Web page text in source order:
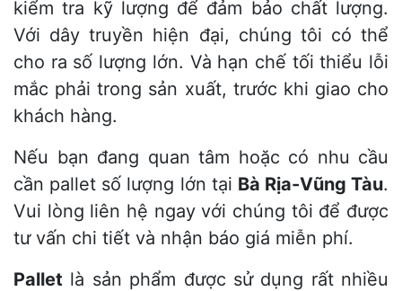
kiểm tra kỹ lượng để đảm bảo chất lượng.
Với dây truyền hiện đại, chúng tôi có thể
cho ra số lượng lớn. Và hạn chế tối thiểu lỗi
mắc phải trong sản xuất, trước khi giao cho
khách hàng.
Nếu bạn đang quan tâm hoặc có nhu cầu
cần pallet số lượng lớn tại Bà Rịa-Vũng Tàu.
Vui lòng liên hệ ngay với chúng tôi để được
tư vấn chi tiết và nhận báo giá miễn phí.
Pallet là sản phẩm được sử dụng rất nhiều